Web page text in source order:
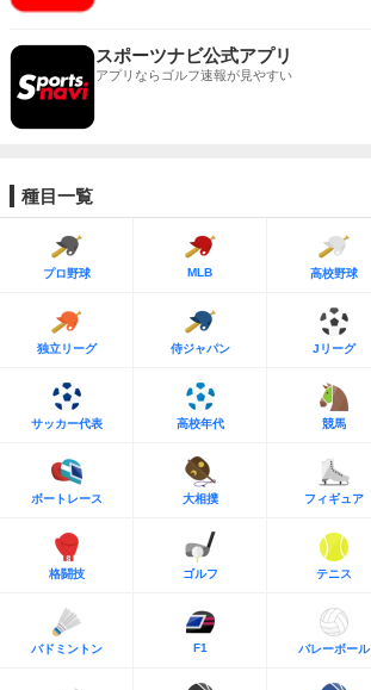
スポーツナビ公式アプリ
アプリならゴルフ速報が見やすい
種目一覧
プロ野球 MLB 高校野球
独立リーグ 侍ジャパン Jリーグ
サッカー代表 高校年代 競馬
ボートレース 大相撲 フィギュア
格闘技 ゴルフ テニス
バドミントン F1 バレーボール